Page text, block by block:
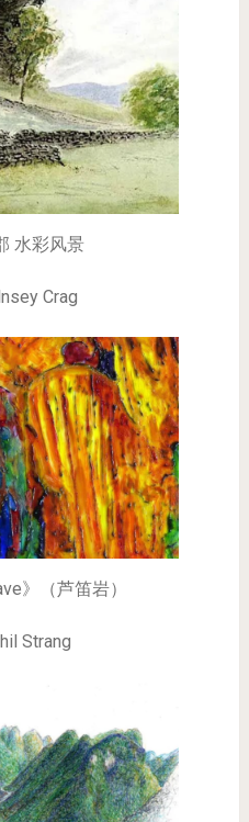
水彩风景
Crag
》（芦笛岩）
Strang